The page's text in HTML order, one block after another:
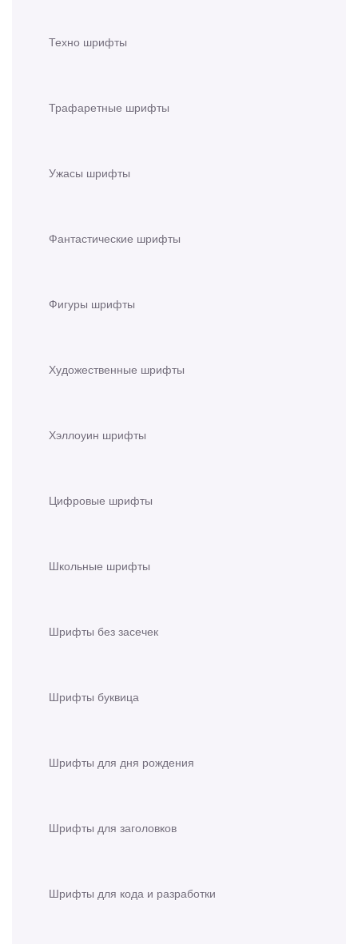
Техно шрифты
Трафаретные шрифты
Ужасы шрифты
Фантастические шрифты
Фигуры шрифты
Художественные шрифты
Хэллоуин шрифты
Цифровые шрифты
Школьные шрифты
Шрифты без засечек
Шрифты буквица
Шрифты для дня рождения
Шрифты для заголовков
Шрифты для кода и разработки